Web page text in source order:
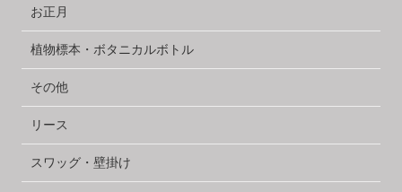
お正月
植物標本・ボタニカルボトル
その他
リース
スワッグ・壁掛け